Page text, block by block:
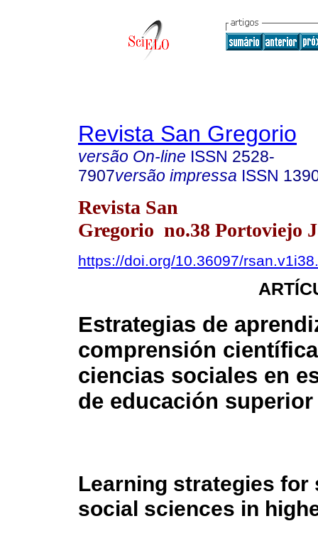
Revista San Gregorio
versão On-line ISSN 2528-
7907versão impressa ISSN
Revista San
Gregorio no.38 Portoviejo
https://doi.org/10.36097/
Estrategias de
comprensión
ciencias sociales en
de educación superior
Learning strategies
social sciences in